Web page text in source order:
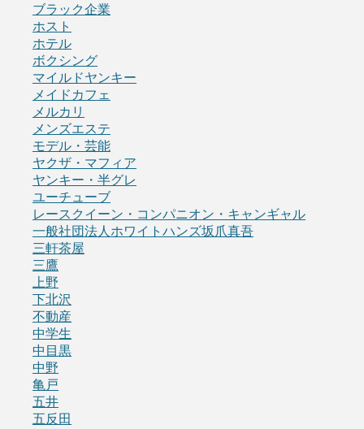
ブラック企業
ホスト
ホテル
ボクシング
マイルドヤンキー
メイドカフェ
メルカリ
メンズエステ
モデル・芸能
ヤクザ・マフィア
ヤンキー・半グレ
ユーチューブ
レースクイーン・コンパニオン・キャンギャル
一般社団法人ホワイトハンズ坂爪真吾
三軒茶屋
三鷹
上野
下北沢
不動産
中学生
中目黒
中野
亀戸
五井
五反田